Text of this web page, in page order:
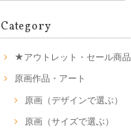
Category
★アウトレット・セール商品
原画作品・アート
原画（デザインで選ぶ）
原画（サイズで選ぶ）